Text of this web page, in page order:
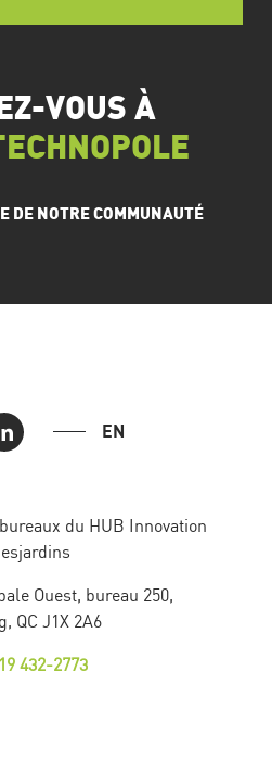
VOUS À
DE NOTRE COMMUNAUTÉ
EN
du HUB Innovation
Ouest, bureau 250,
QC J1X 2A6
432-2773